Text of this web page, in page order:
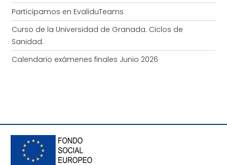
Participamos en EvaliduTeams
Curso de la Universidad de Granada. Ciclos de
Sanidad.
Calendario exámenes finales Junio 2026